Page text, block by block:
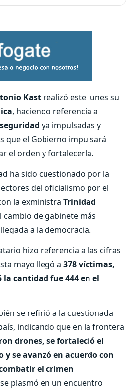
Kast realizó este lunes su
, haciendo referencia a
seguridad ya impulsadas y
que el Gobierno impulsará
el orden y fortalecerla.
ha sido cuestionado por la
del oficialismo por el
la exministra Trinidad
cambio de gabinete más
a la democracia.
hizo referencia a las cifras
mayo llegó a 378 víctimas,
la cantidad fue 444 en el
se refirió a la cuestionada
indicando que en la frontera
drones, se fortaleció el
se avanzó en acuerdo con
el crimen
plasmó en un encuentro